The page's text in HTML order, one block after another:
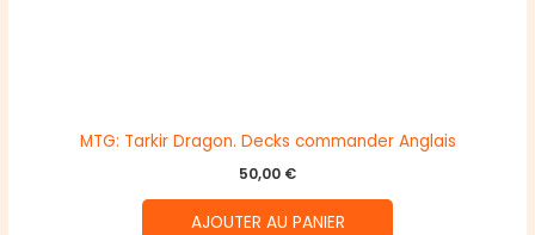
MTG: Tarkir Dragon. Decks commander Anglais
50,00 €
AJOUTER AU PANIER